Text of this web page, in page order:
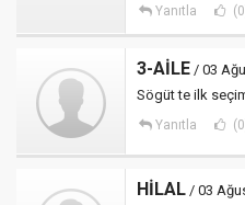
Yanıtla
3-AİLE / 03
Sögüt te ilk
Yanıtla
HİLAL / 03